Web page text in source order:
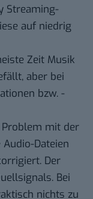
Streaming-
auf niedrig
Zeit Musik
aber bei
bzw. -
Problem mit der
Dateien
Der
Bei
nichts zu